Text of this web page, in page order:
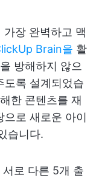
장 완벽하고 맥
Brain을 활
방해하지 않으
도록 설계되었습
한 콘텐츠를 재
로 새로운 아이
습니다.
로 다른 5개 출